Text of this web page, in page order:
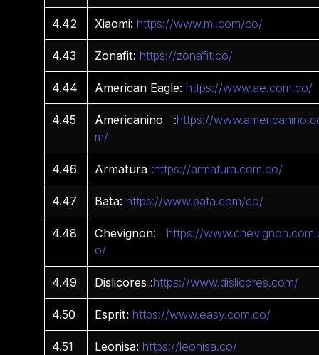
4.42 Xiaomi: https://www.mi.com/co/
4.43 Zonafit: https://zonafit.co/
4.44 American Eagle: https://www.ae.com.co/
4.45 Americanino :https://
m/
4.46 Armatura :https://armatura.com.co/
4.47 Bata: https://www.bata.com/co/
4.48 Chevignon:
https://
o/
4.49 Dislicores :https://www.dislicores.com/
4.50 Esprit: https://www.easy.com.co/
4.51 Leonisa: https://leonisa.co/